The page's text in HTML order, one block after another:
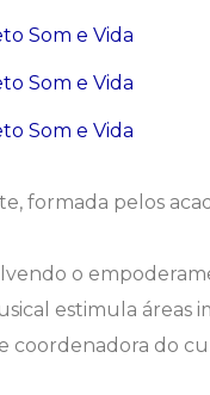
formada pelos
o
estimula áreas
do